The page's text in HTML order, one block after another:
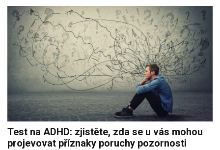
Test na ADHD: zjistěte, zda se u vás mohou
projevovat příznaky poruchy pozornosti